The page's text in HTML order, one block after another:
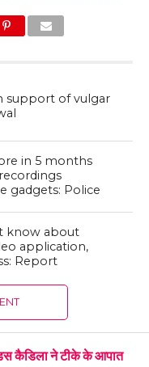
support of vulgar
in 5 months
gadgets: Police
know about
application,
Report
कैडिला ने टीके के आपात